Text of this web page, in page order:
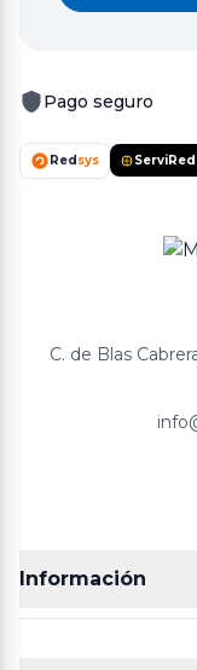
Pago seguro
Redsys ServiRed
C. de Blas
Información
FRUTERÍAS